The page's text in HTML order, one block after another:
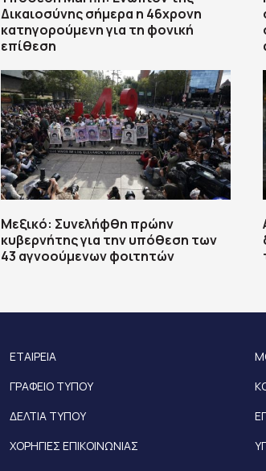
Δικαιοσύνης σήμερα η 46χρονη
κατηγορούμενη για τη φονική
επίθεση
Μεξικό: Συνελήφθη πρώην
κυβερνήτης για την υπόθεση των
43 αγνοούμενων φοιτητών
ΕΤΑΙΡΕΙΑ
ΓΡΑΦΕΙΟ ΤΥΠΟΥ
ΔΕΛΤΙΑ ΤΥΠΟΥ
ΧΟΡΗΓΙΕΣ ΕΠΙΚΟΙΝΩΝΙΑΣ